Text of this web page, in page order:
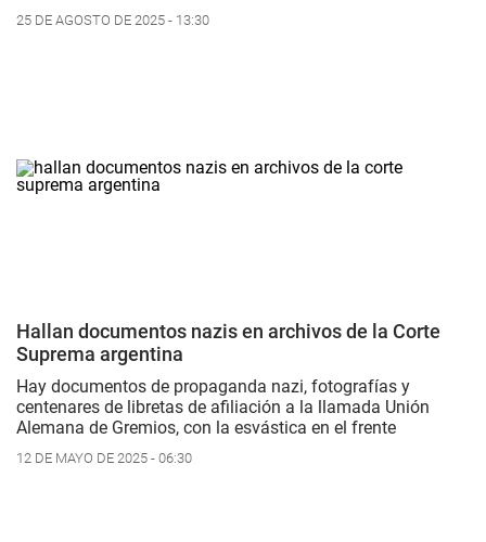
25 DE AGOSTO DE 2025 - 13:30
Hallan documentos nazis en archivos de la Corte
Suprema argentina
Hay documentos de propaganda nazi, fotografías y
centenares de libretas de afiliación a la llamada Unión
Alemana de Gremios, con la esvástica en el frente
12 DE MAYO DE 2025 - 06:30